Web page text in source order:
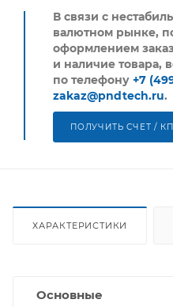
В связи с
валютном рынке,
оформлением
и наличие товара,
по телефону +7
zakaz@pndtech.ru.
ПОЛУЧИТЬ СЧЕТ / КП
ХАРАКТЕРИСТИКИ
Основные